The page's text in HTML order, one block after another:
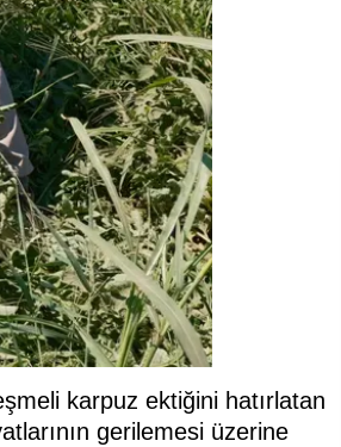
karpuz ektiğini hatırlatan
gerilemesi üzerine